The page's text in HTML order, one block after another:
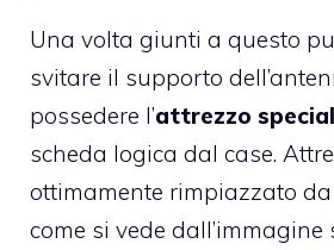
Una volta giunti a questo
svitare il supporto
possedere l’attrezzo
scheda logica dal case.
ottimamente rimpiazzato
come si vede dall’immagine